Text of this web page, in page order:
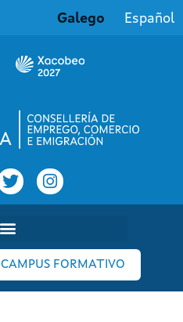
Galego Español
CAMPUS FORMATIVO